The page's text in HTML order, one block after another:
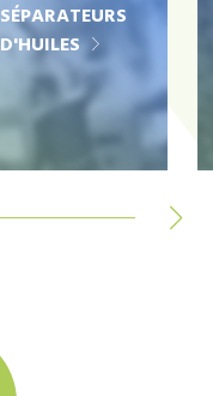
SÉPARATEURS
D'HUILES